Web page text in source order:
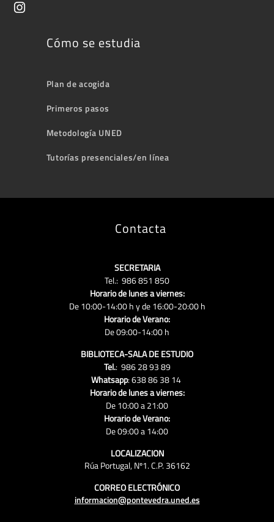
Cómo se estudia
Plan de acogida
Primeros pasos
Metodología UNED
Tutorías presenciales/en línea
Contacta
SECRETARIA
Tel.: 986 851 850
Horario de lunes a viernes:
De 10:00-14:00 h y de 16:00-20:00 h
Horario de Verano:
De 09:00-14:00 h
BIBLIOTECA-SALA DE ESTUDIO
Tel.: 986 28 93 89
Whatsapp: 638 86 38 14
Horario de lunes a viernes:
De 10:00 a 21:00
Horario de Verano:
De 09:00 a 14:00
LOCALIZACION
Rúa Portugal, Nº1. C.P. 36162
CORREO ELECTRÓNICO
informacion@pontevedra.uned.es